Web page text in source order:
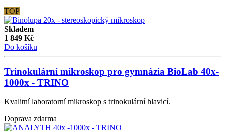
TOP
Skladem
1 849 Kč
Do košíku
Trinokulární mikroskop pro gymnázia BioLab 40x-
1000x - TRINO
Kvalitní laboratorní mikroskop s trinokulární hlavicí.
Doprava zdarma